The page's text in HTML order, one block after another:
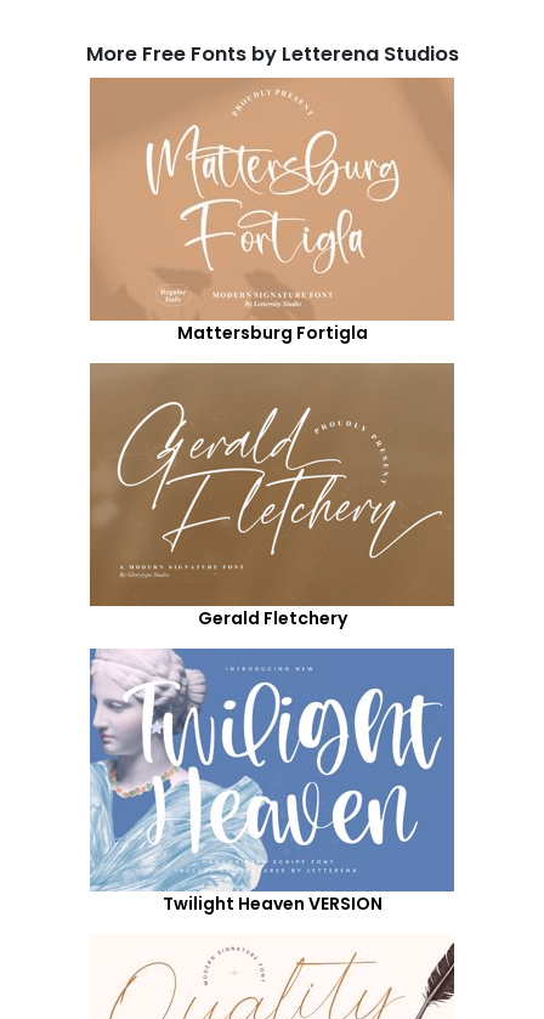
More Free Fonts by Letterena Studios
Mattersburg Fortigla
Gerald Fletchery
Twilight Heaven VERSION